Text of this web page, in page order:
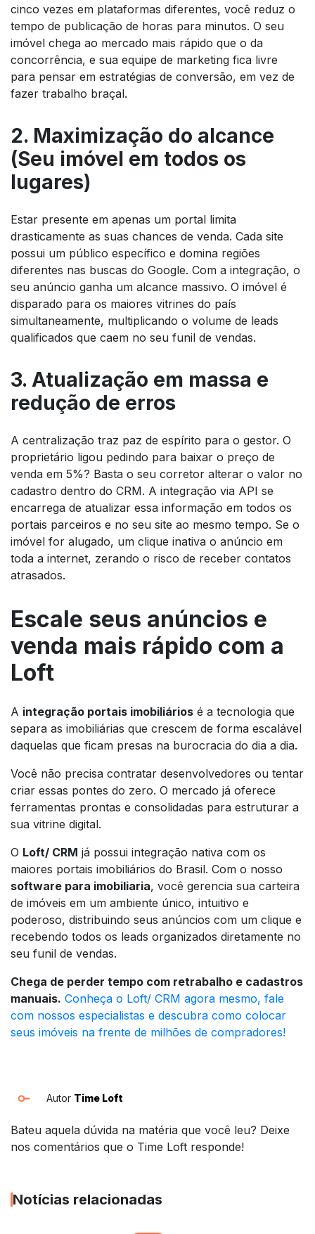
cinco vezes em plataformas diferentes, você reduz o
tempo de publicação de horas para minutos. O seu
imóvel chega ao mercado mais rápido que o da
concorrência, e sua equipe de marketing fica livre
para pensar em estratégias de conversão, em vez de
fazer trabalho braçal.
2. Maximização do alcance
(Seu imóvel em todos os
lugares)
Estar presente em apenas um portal limita
drasticamente as suas chances de venda. Cada site
possui um público específico e domina regiões
diferentes nas buscas do Google. Com a integração, o
seu anúncio ganha um alcance massivo. O imóvel é
disparado para os maiores vitrines do país
simultaneamente, multiplicando o volume de leads
qualificados que caem no seu funil de vendas.
3. Atualização em massa e
redução de erros
A centralização traz paz de espírito para o gestor. O
proprietário ligou pedindo para baixar o preço de
venda em 5%? Basta o seu corretor alterar o valor no
cadastro dentro do CRM. A integração via API se
encarrega de atualizar essa informação em todos os
portais parceiros e no seu site ao mesmo tempo. Se o
imóvel for alugado, um clique inativa o anúncio em
toda a internet, zerando o risco de receber contatos
atrasados.
Escale seus anúncios e
venda mais rápido com a
Loft
A integração portais imobiliários é a tecnologia que
separa as imobiliárias que crescem de forma escalável
daquelas que ficam presas na burocracia do dia a dia.
Você não precisa contratar desenvolvedores ou tentar
criar essas pontes do zero. O mercado já oferece
ferramentas prontas e consolidadas para estruturar a
sua vitrine digital.
O Loft/ CRM já possui integração nativa com os
maiores portais imobiliários do Brasil. Com o nosso
software para imobiliaria, você gerencia sua carteira
de imóveis em um ambiente único, intuitivo e
poderoso, distribuindo seus anúncios com um clique e
recebendo todos os leads organizados diretamente no
seu funil de vendas.
Chega de perder tempo com retrabalho e cadastros
manuais. Conheça o Loft/ CRM agora mesmo, fale
com nossos especialistas e descubra como colocar
seus imóveis na frente de milhões de compradores!
Autor Time Loft
Bateu aquela dúvida na matéria que você leu? Deixe
nos comentários que o Time Loft responde!
Notícias relacionadas